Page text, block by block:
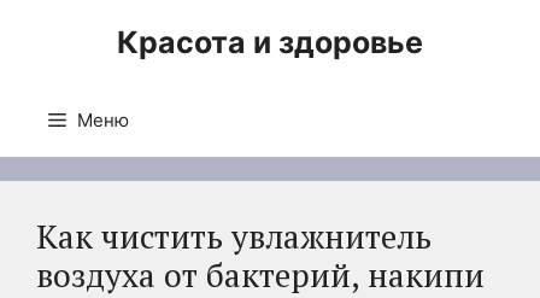
Красота и здоровье
Меню
Как чистить увлажнитель
воздуха от бактерий, накипи